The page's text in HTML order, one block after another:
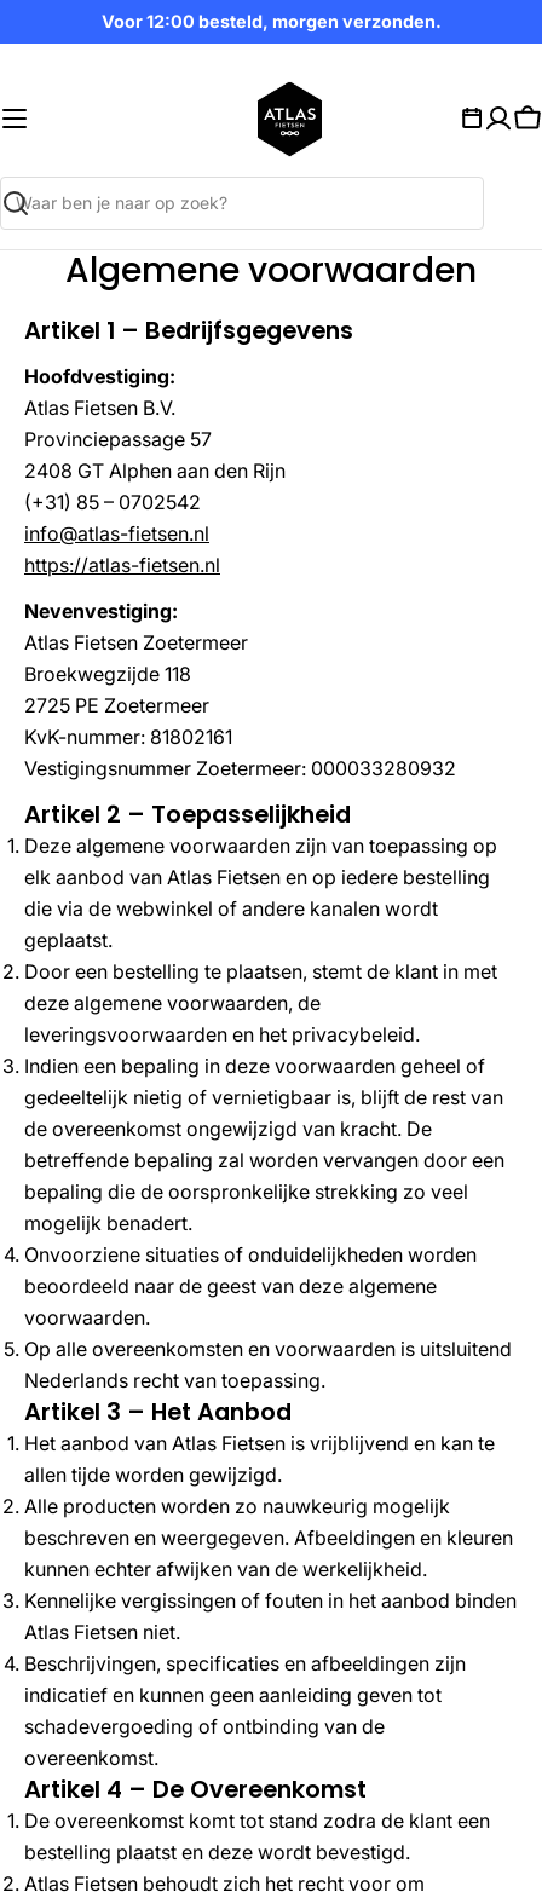
naar
Voor 12:00 besteld, morgen verzonden.
Zoekopdracht
Algemene voorwaarden
Artikel 1 – Bedrijfsgegevens
Hoofdvestiging:
Atlas Fietsen B.V.
Provinciepassage 57
2408 GT Alphen aan den Rijn
(+31) 85 – 0702542
info@atlas-fietsen.nl
https://atlas-fietsen.nl
Nevenvestiging:
Atlas Fietsen Zoetermeer
Broekwegzijde 118
2725 PE Zoetermeer
KvK-nummer: 81802161
Vestigingsnummer Zoetermeer: 000033280932
Artikel 2 – Toepasselijkheid
Deze algemene voorwaarden zijn van toepassing op
elk aanbod van Atlas Fietsen en op iedere bestelling
die via de webwinkel of andere kanalen wordt
geplaatst.
Door een bestelling te plaatsen, stemt de klant in met
deze algemene voorwaarden, de
leveringsvoorwaarden en het privacybeleid.
Indien een bepaling in deze voorwaarden geheel of
gedeeltelijk nietig of vernietigbaar is, blijft de rest van
de overeenkomst ongewijzigd van kracht. De
betreffende bepaling zal worden vervangen door een
bepaling die de oorspronkelijke strekking zo veel
mogelijk benadert.
Onvoorziene situaties of onduidelijkheden worden
beoordeeld naar de geest van deze algemene
voorwaarden.
Op alle overeenkomsten en voorwaarden is uitsluitend
Nederlands recht van toepassing.
Artikel 3 – Het Aanbod
Het aanbod van Atlas Fietsen is vrijblijvend en kan te
allen tijde worden gewijzigd.
Alle producten worden zo nauwkeurig mogelijk
beschreven en weergegeven. Afbeeldingen en kleuren
kunnen echter afwijken van de werkelijkheid.
Kennelijke vergissingen of fouten in het aanbod binden
Atlas Fietsen niet.
Beschrijvingen, specificaties en afbeeldingen zijn
indicatief en kunnen geen aanleiding geven tot
schadevergoeding of ontbinding van de
overeenkomst.
Artikel 4 – De Overeenkomst
De overeenkomst komt tot stand zodra de klant een
bestelling plaatst en deze wordt bevestigd.
Atlas Fietsen behoudt zich het recht voor om